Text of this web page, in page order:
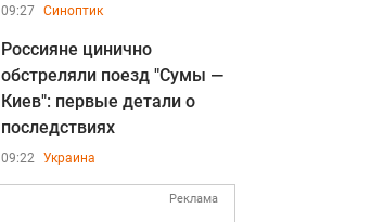
09:27 Синоптик
Россияне цинично
обстреляли поезд "Сумы —
Киев": первые детали о
последствиях
09:22 Украина
Реклама